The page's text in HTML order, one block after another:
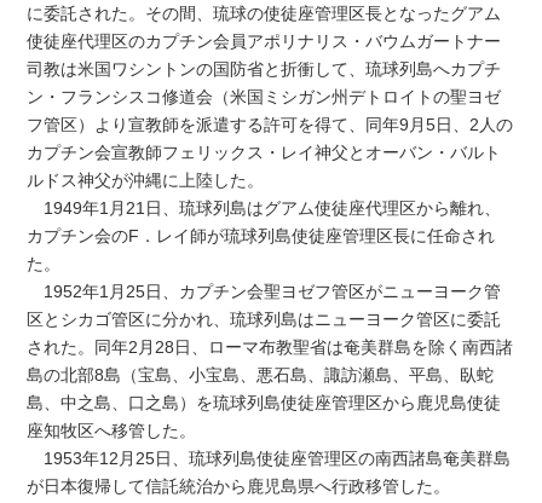
に委託された。その間、琉球の使徒座管理区長となったグアム
使徒座代理区のカプチン会員アポリナリス・バウムガートナー
司教は米国ワシントンの国防省と折衝して、琉球列島へカプチ
ン・フランシスコ修道会（米国ミシガン州デトロイトの聖ヨゼ
フ管区）より宣教師を派遣する許可を得て、同年9月5日、2人の
カプチン会宣教師フェリックス・レイ神父とオーバン・バルト
ルドス神父が沖縄に上陸した。
1949年1月21日、琉球列島はグアム使徒座代理区から離れ、
カプチン会のF．レイ師が琉球列島使徒座管理区長に任命され
た。
1952年1月25日、カプチン会聖ヨゼフ管区がニューヨーク管
区とシカゴ管区に分かれ、琉球列島はニューヨーク管区に委託
された。同年2月28日、ローマ布教聖省は奄美群島を除く南西諸
島の北部8島（宝島、小宝島、悪石島、諏訪瀬島、平島、臥蛇
島、中之島、口之島）を琉球列島使徒座管理区から鹿児島使徒
座知牧区へ移管した。
1953年12月25日、琉球列島使徒座管理区の南西諸島奄美群島
が日本復帰して信託統治から鹿児島県へ行政移管した。